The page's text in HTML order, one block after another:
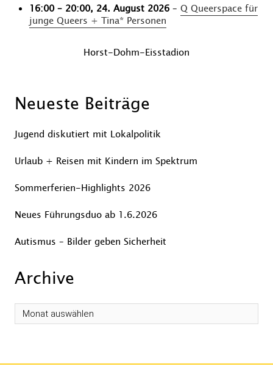
16:00 – 20:00, 24. August 2026 – Q Queerspace für
junge Queers + Tina* Personen
Beitragsnavigation
Vorheriger
Horst-Dohm-Eisstadion
Neueste Beiträge
Jugend diskutiert mit Lokalpolitik
Urlaub + Reisen mit Kindern im Spektrum
Sommerferien-Highlights 2026
Neues Führungsduo ab 1.6.2026
Autismus – Bilder geben Sicherheit
Archive
Archive